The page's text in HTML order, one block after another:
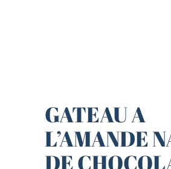
GATEAU A
L’AMANDE
DE